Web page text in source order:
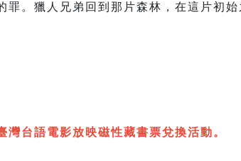
。獵人兄弟回到那片森林，在這片初
灣台語電影放映磁性藏書票兌換活動。